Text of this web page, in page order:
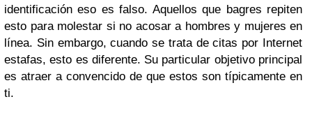
identificación eso es falso. Aquellos que bagres repiten
esto para molestar si no acosar a hombres y mujeres en
línea. Sin embargo, cuando se trata de citas por Internet
estafas, esto es diferente. Su particular objetivo principal
es atraer a convencido de que estos son típicamente en
ti.